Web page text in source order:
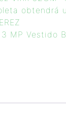
obtendrá
MP Vestido